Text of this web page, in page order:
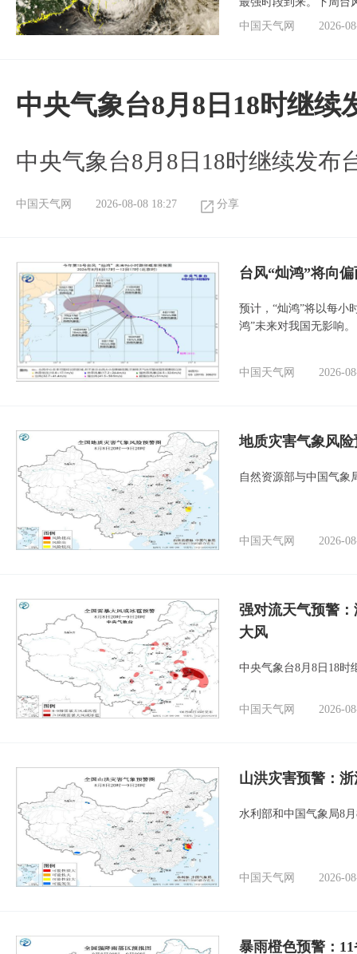
中国天气网
2026-
中央气象台8月8日18时继续
中央气象台8月8日18时继续发布
中国天气网 2026-08-08 18:27 分享
台风“灿鸿”将向
预计，“灿鸿”将以每小
鸿”未来对我国无影响。
中国天气网 2026-
地质灾害气象风
自然资源部与中国气象
中国天气网 2026-
强对流天气预警
大风
中央气象台8月8日18时
中国天气网 2026-
山洪灾害预警：
水利部和中国气象局8
中国天气网 2026-
暴雨橙色预警：